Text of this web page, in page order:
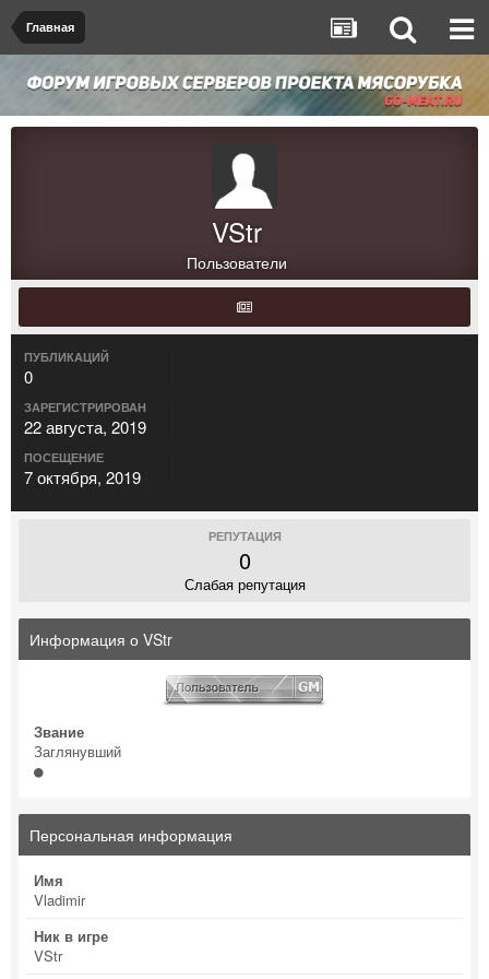
Главная
VStr
Пользователи
ПУБЛИКАЦИЙ
0
ЗАРЕГИСТРИРОВАН
22 августа, 2019
ПОСЕЩЕНИЕ
7 октября, 2019
РЕПУТАЦИЯ
0
Слабая репутация
Информация о VStr
Звание
Заглянувший
Персональная информация
Имя
Vladimir
Ник в игре
VStr